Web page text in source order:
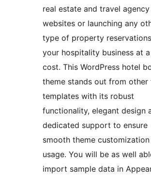
real estate and travel agency
websites or launching any
type of property
your hospitality business at
cost. This WordPress hotel
theme stands out from other
templates with its robust
functionality, elegant design
dedicated support to ensure
smooth theme customization
usage. You will be as well
import sample data in